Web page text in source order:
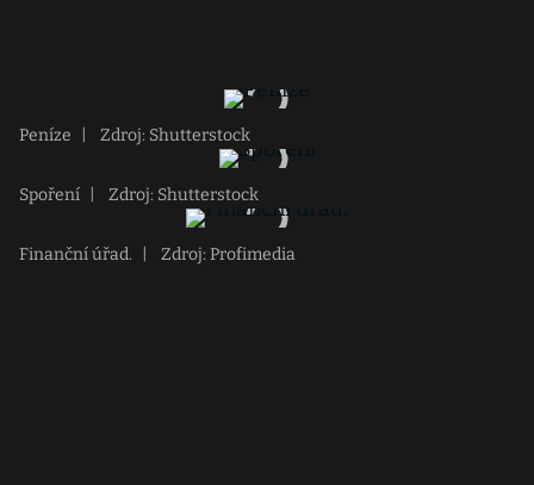
Peníze Zdroj: Shutterstock
Spoření Zdroj: Shutterstock
Finanční úřad. Zdroj: Profimedia